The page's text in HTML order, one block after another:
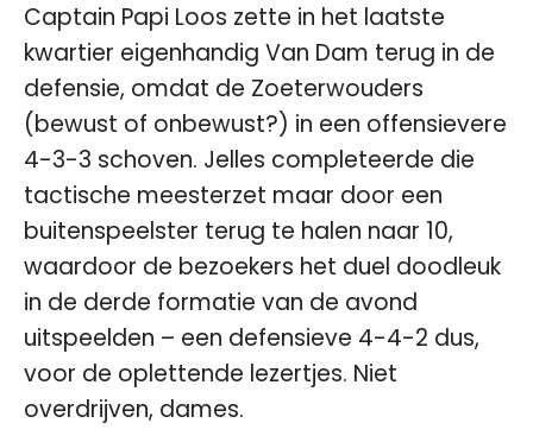
Captain Papi Loos zette in het laatste
kwartier eigenhandig Van Dam terug in de
defensie, omdat de Zoeterwouders
(bewust of onbewust?) in een offensievere
4-3-3 schoven. Jelles completeerde die
tactische meesterzet maar door een
buitenspeelster terug te halen naar 10,
waardoor de bezoekers het duel doodleuk
in de derde formatie van de avond
uitspeelden – een defensieve 4-4-2 dus,
voor de oplettende lezertjes. Niet
overdrijven, dames.